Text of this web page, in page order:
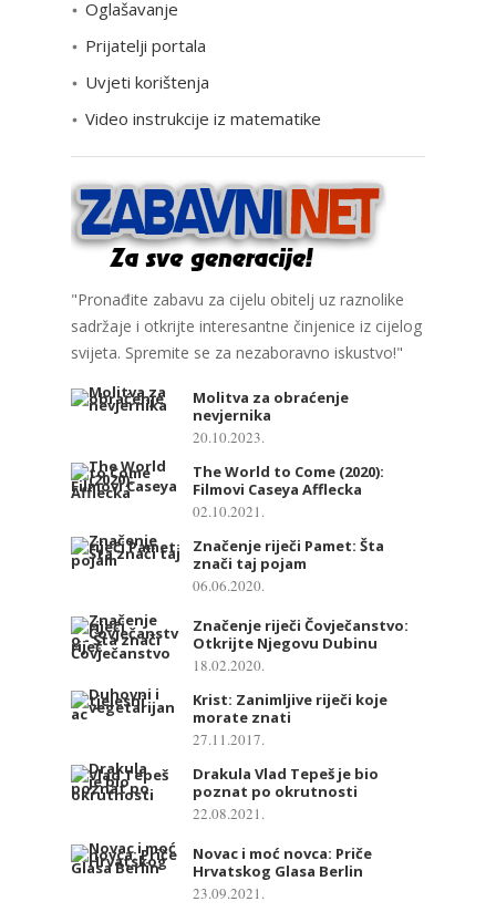
i
j
Oglašavanje
Prijatelji portala
Uvjeti korištenja
Video instrukcije iz matematike
"Pronađite zabavu za cijelu obitelj uz raznolike
sadržaje i otkrijte interesantne činjenice iz cijelog
svijeta. Spremite se za nezaboravno iskustvo!"
Molitva za obraćenje
nevjernika
20.10.2023.
The World to Come (2020):
Filmovi Caseya Afflecka
02.10.2021.
Značenje riječi Pamet: Šta
znači taj pojam
06.06.2020.
Značenje riječi Čovječanstvo:
Otkrijte Njegovu Dubinu
18.02.2020.
Krist: Zanimljive riječi koje
morate znati
27.11.2017.
Drakula Vlad Tepeš je bio
poznat po okrutnosti
22.08.2021.
Novac i moć novca: Priče
Hrvatskog Glasa Berlin
23.09.2021.